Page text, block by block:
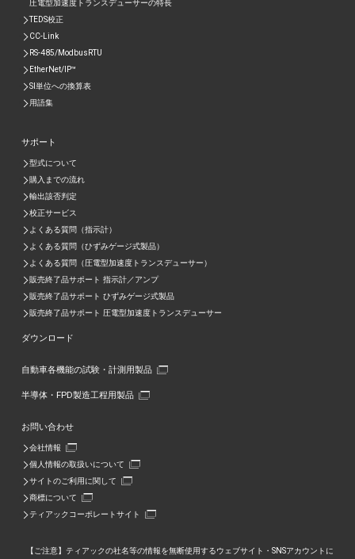
圧電型加速度トランスデューサーの特⾧
TEDS校正
CC-Link
RS-485/ModbusRTU
EtherNet/IP™
SI単位への換算表
用語集
サポート
型式について
購入までの流れ
輸出該否判定
校正サービス
よくある質問（指示計）
よくある質問（ひずみゲージ式製品）
よくある質問（圧電型加速度トランスデューサー）
販売終了品サポート 指示計／アンプ
販売終了品サポート ひずみゲージ式製品
販売終了品サポート 圧電型加速度トランスデューサー
ダウンロード
自動車各機能の試験・計測用製品
半導体・FPD製造工程用製品
お問い合わせ
会社情報
個人情報の取扱いについて
サイトのご利用に関して
商標について
ティアックコーポレートサイト
【ご注意】ティアックの社名等の情報を無断使用するウェブサイト・SNSアカウントに